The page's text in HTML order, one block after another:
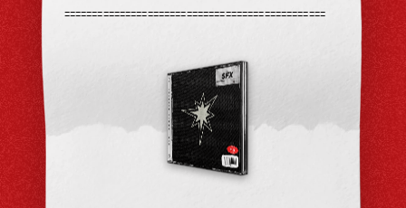
———————————————————————————————————————————————
———————————————————————————————————————————————